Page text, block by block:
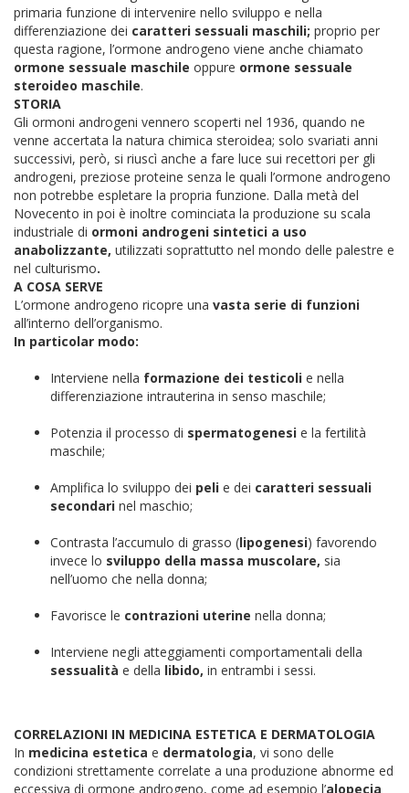
primaria funzione di intervenire nello sviluppo e nella
differenziazione dei caratteri sessuali maschili; proprio per
questa ragione, l’ormone androgeno viene anche chiamato
ormone sessuale maschile oppure ormone sessuale
steroideo maschile.
STORIA
Gli ormoni androgeni vennero scoperti nel 1936, quando ne
venne accertata la natura chimica steroidea; solo svariati anni
successivi, però, si riuscì anche a fare luce sui recettori per gli
androgeni, preziose proteine senza le quali l’ormone androgeno
non potrebbe espletare la propria funzione. Dalla metà del
Novecento in poi è inoltre cominciata la produzione su scala
industriale di ormoni androgeni sintetici a uso
anabolizzante, utilizzati soprattutto nel mondo delle palestre e
nel culturismo.
A COSA SERVE
L’ormone androgeno ricopre una vasta serie di funzioni
all’interno dell’organismo.
In particolar modo:
Interviene nella formazione dei testicoli e nella
differenziazione intrauterina in senso maschile;
Potenzia il processo di spermatogenesi e la fertilità
maschile;
Amplifica lo sviluppo dei peli e dei caratteri sessuali
secondari nel maschio;
Contrasta l’accumulo di grasso (lipogenesi) favorendo
invece lo sviluppo della massa muscolare, sia
nell’uomo che nella donna;
Favorisce le contrazioni uterine nella donna;
Interviene negli atteggiamenti comportamentali della
sessualità e della libido, in entrambi i sessi.
CORRELAZIONI IN MEDICINA ESTETICA E DERMATOLOGIA
In medicina estetica e dermatologia, vi sono delle
condizioni strettamente correlate a una produzione abnorme ed
eccessiva di ormone androgeno, come ad esempio l’alopecia